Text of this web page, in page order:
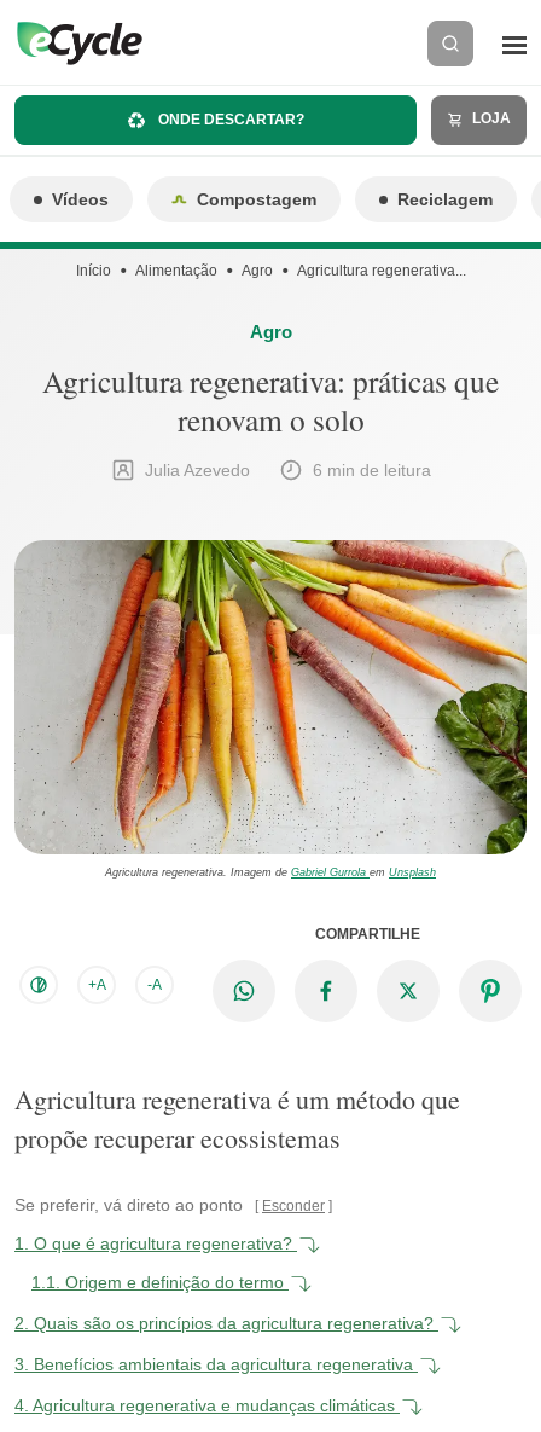
ONDE DESCARTAR? LOJA
Vídeos Compostagem Reciclagem
Início Alimentação Agro Agricultura regenerativa...
Agro
Agricultura regenerativa: práticas que
renovam o solo
Julia Azevedo 6 min de leitura
Agricultura regenerativa. Imagem de Gabriel Gurrola em Unsplash
+A -A
COMPARTILHE
Agricultura regenerativa é um método que
propõe recuperar ecossistemas
Se preferir, vá direto ao ponto Esconder
1.
O que é agricultura regenerativa?
1.1.
Origem e definição do termo
2. Quais são os princípios da agricultura regenerativa?
3. Benefícios ambientais da agricultura regenerativa
4. Agricultura regenerativa e mudanças climáticas